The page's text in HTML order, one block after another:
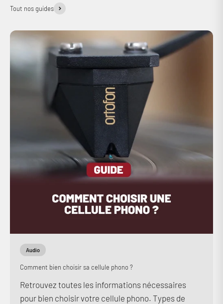
Tout nos guides
Audio
Comment bien choisir sa cellule phono ?
Retrouvez toutes les informations nécessaires
pour bien choisir votre cellule phono. Types de